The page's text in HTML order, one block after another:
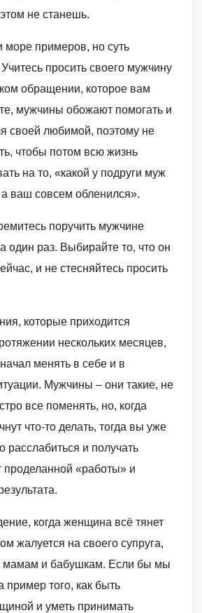
не станешь.
море примеров, но суть
просить своего мужчину
обращении, которое вам
мужчины обожают помогать и
своей любимой, поэтому не
чтобы потом всю жизнь
на то, «какой у подруги муж
ваш совсем обленился».
поручить мужчине
один раз. Выбирайте то, что он
и не стесняйтесь просить
которые приходится
нескольких месяцев,
менять в себе и в
Мужчины – они такие, не
все поменять, но, когда
что-то делать, тогда вы уже
расслабиться и получать
проделанной «работы» и
когда женщина всё тянет
жалуется на своего супруга,
и бабушкам. Если бы мы
пример того, как быть
и уметь принимать